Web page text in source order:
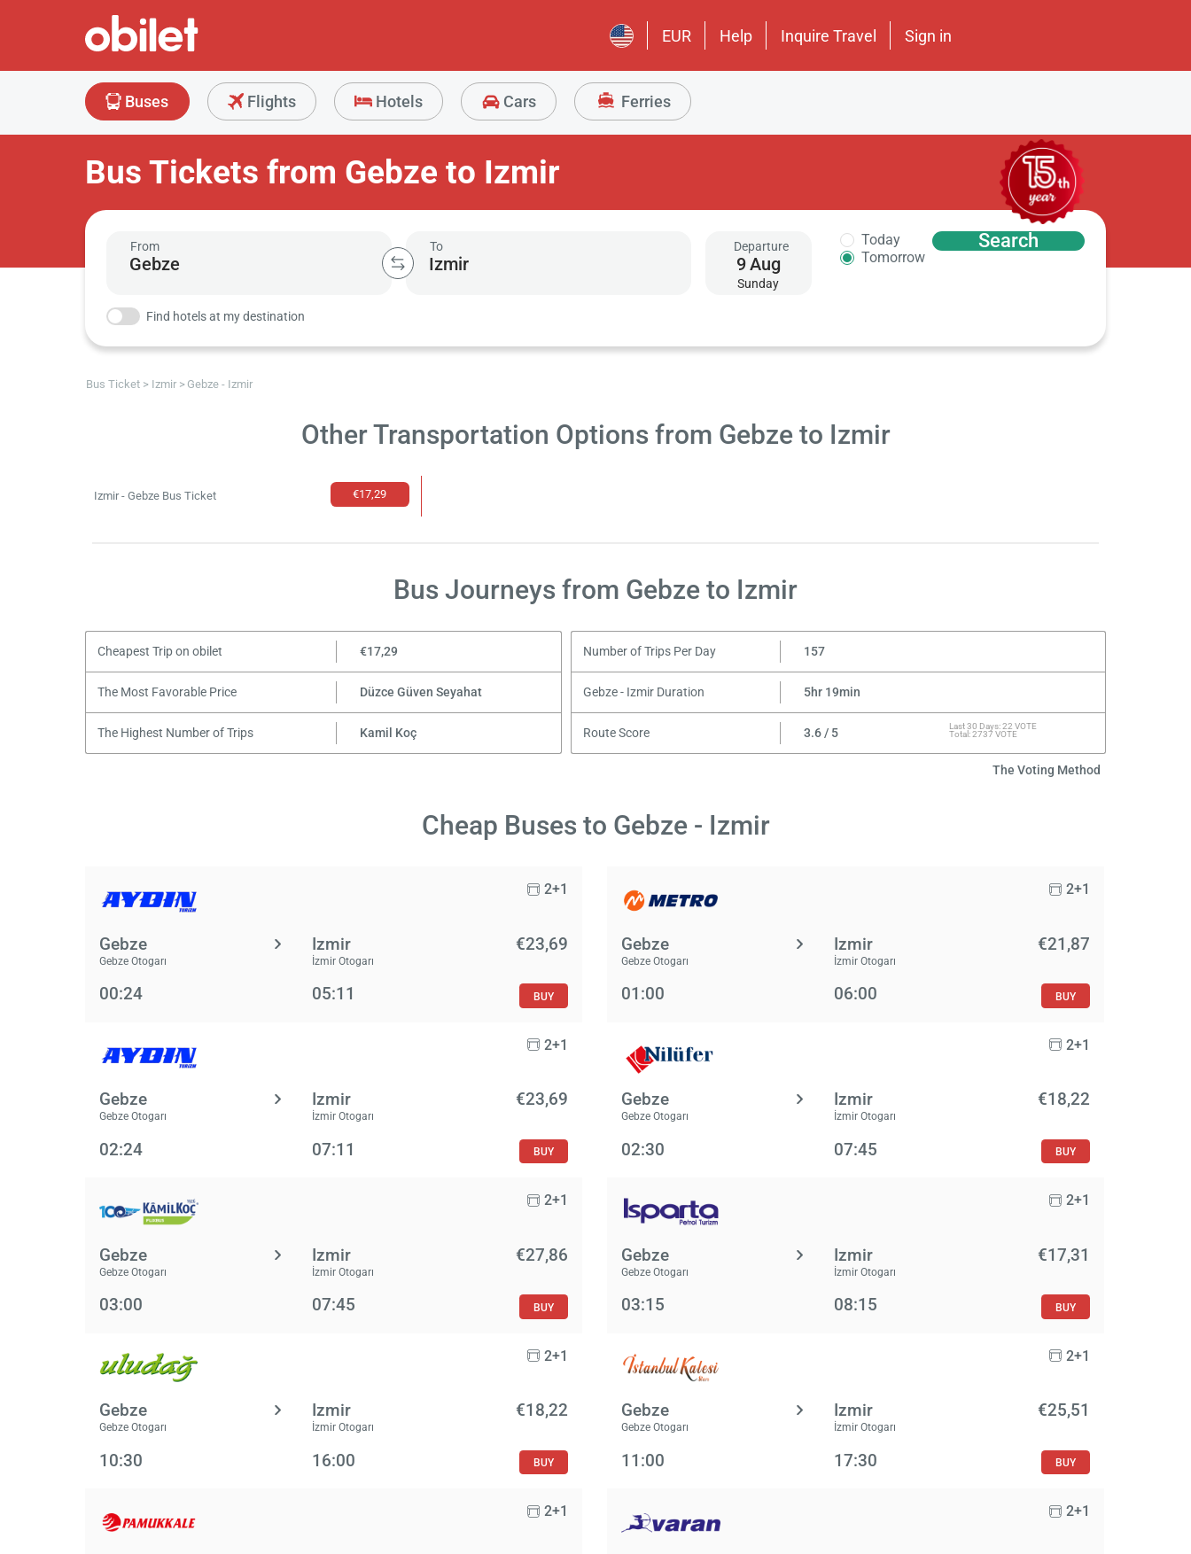
EUR Help Inquire Travel Sign in
Buses Flights Hotels Cars Ferries
Bus Tickets from Gebze to Izmir
From To Departure
9Aug
Sunday
Today
Tomorrow
Search
Find hotels at my destination
Bus Ticket Izmir Gebze - Izmir
Other Transportation Options from Gebze to Izmir
Izmir - Gebze Bus Ticket €17,29
Bus Journeys from Gebze to Izmir
Cheapest Trip on obilet €17,29 Number of Trips Per Day 157
The Most Favorable Price Düzce Güven Seyahat Gebze - Izmir Duration 5hr 19min
The Highest Number of Trips Kamil Koç Route Score 3.6 / 5
Last 30 Days: 22 VOTE
Total: 2737 VOTE
The Voting Method
Cheap Buses to Gebze - Izmir
2+1
Gebze
Gebze Otogarı
Izmir
İzmir Otogarı
€23,69
00:24 05:11 BUY
2+1
Gebze
Gebze Otogarı
Izmir
İzmir Otogarı
€21,87
01:00 06:00 BUY
2+1
Gebze
Gebze Otogarı
Izmir
İzmir Otogarı
€23,69
02:24 07:11 BUY
2+1
Gebze
Gebze Otogarı
Izmir
İzmir Otogarı
€18,22
02:30 07:45 BUY
2+1
Gebze
Gebze Otogarı
Izmir
İzmir Otogarı
€27,86
03:00 07:45 BUY
2+1
Gebze
Gebze Otogarı
Izmir
İzmir Otogarı
€17,31
03:15 08:15 BUY
2+1
Gebze
Gebze Otogarı
Izmir
İzmir Otogarı
€18,22
10:30 16:00 BUY
2+1
Gebze
Gebze Otogarı
Izmir
İzmir Otogarı
€25,51
11:00 17:30 BUY
2+1 2+1